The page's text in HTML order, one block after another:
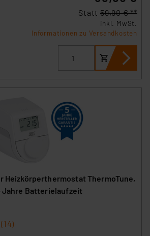
Statt 59,90 € **
inkl. MwSt.
Informationen zu Versandkosten
Heizkörperthermostat ThermoTune,
Jahre Batterielaufzeit
(14)